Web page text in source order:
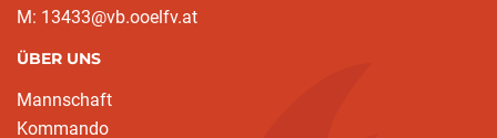
M: 13433@vb.ooelfv.at
ÜBER UNS
Mannschaft
Kommando